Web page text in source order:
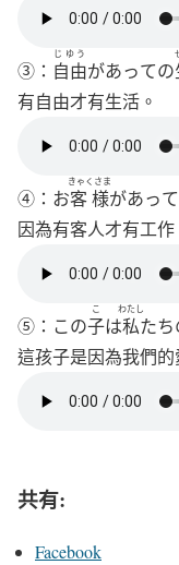
③： 自由
じゆう
があっての
有自由才有生活。
④：お客様
きゃくさま
があっ
因為有客人才有工作
⑤：この子
こ
は私
わたし
たち
這孩子是因為我們的
共有:
Facebook